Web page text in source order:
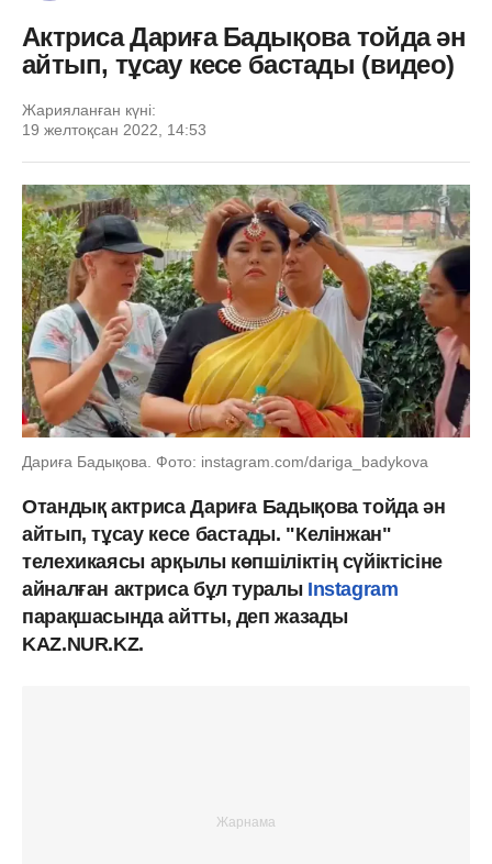
Актриса Дариға Бадықова тойда ән
айтып, тұсау кесе бастады (видео)
Жарияланған күні:
19 желтоқсан 2022, 14:53
Дариға Бадықова. Фото: instagram.com/dariga_badykova
Отандық актриса Дариға Бадықова тойда ән
айтып, тұсау кесе бастады. "Келінжан"
телехикаясы арқылы көпшіліктің сүйіктісіне
айналған актриса бұл туралыInstagram
парақшасында айтты, деп жазады
KAZ.NUR.KZ.